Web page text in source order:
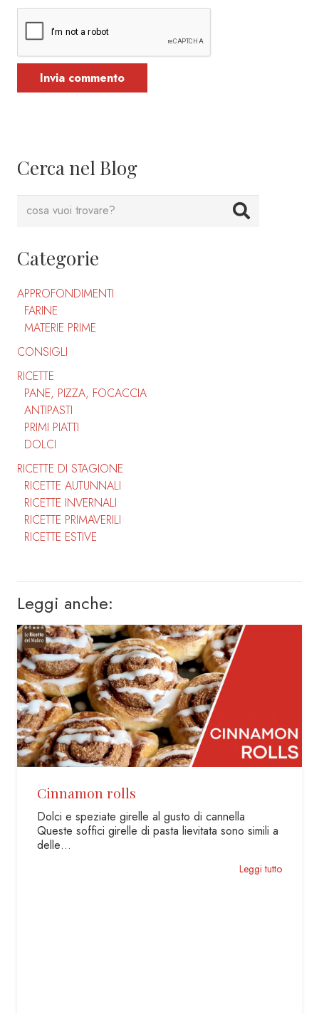
Cerca nel Blog
Categorie
APPROFONDIMENTI
FARINE
MATERIE PRIME
CONSIGLI
RICETTE
PANE, PIZZA, FOCACCIA
ANTIPASTI
PRIMI PIATTI
DOLCI
RICETTE DI STAGIONE
RICETTE AUTUNNALI
RICETTE INVERNALI
RICETTE PRIMAVERILI
RICETTE ESTIVE
Invia commento
Leggi anche:
Piadina senza glutine
Con soli due ingredienti: Acqua e farina di riso,
una magia! In molti pensano che alcune
preparazioni siano…
Leggi tutto